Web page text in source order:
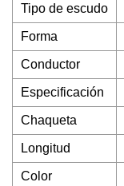
Tipo de escudo
Forma
Conductor
Especificación
Chaqueta
Longitud
Color